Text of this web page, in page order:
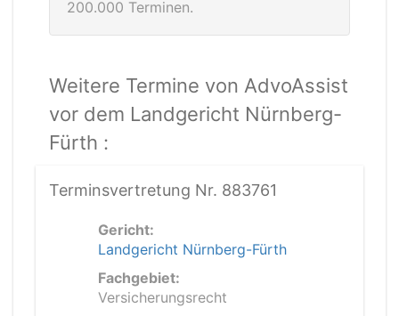
200.000 Terminen.
Weitere Termine von AdvoAssist
vor dem Landgericht Nürnberg-
Fürth :
Terminsvertretung Nr. 883761
Gericht:
Landgericht Nürnberg-Fürth
Fachgebiet:
Versicherungsrecht